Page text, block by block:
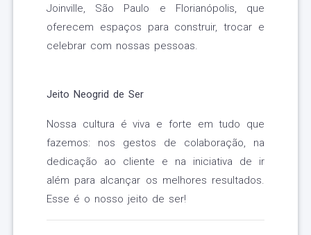
Joinville, São Paulo e Florianópolis, que
oferecem espaços para construir, trocar e
celebrar com nossas pessoas.
Jeito Neogrid de Ser
Nossa cultura é viva e forte em tudo que
fazemos: nos gestos de colaboração, na
dedicação ao cliente e na iniciativa de ir
além para alcançar os melhores resultados.
Esse é o nosso jeito de ser!